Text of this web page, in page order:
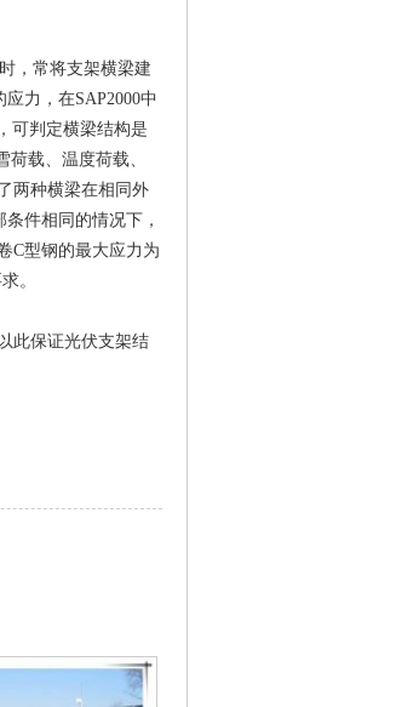
，常将支架横梁建
力，在SAP2000中
可判定横梁结构是
载、温度荷载、
两种横梁在相同外
件相同的情况下，
C型钢的最大应力为
。
此保证光伏支架结